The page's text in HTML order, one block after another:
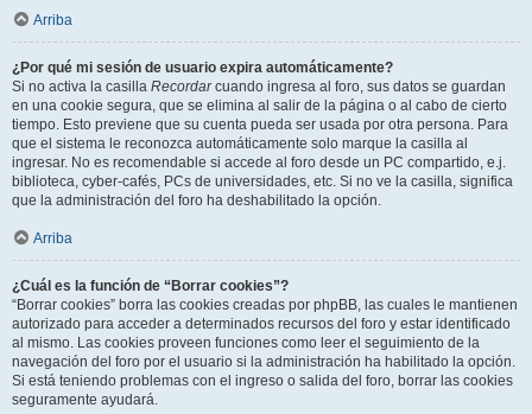
Arriba
¿Por qué mi sesión de usuario expira automáticamente?
Si no activa la casilla Recordarcuando ingresa al foro, sus datos se guardan
en una cookie segura, que se elimina al salir de la página o al cabo de cierto
tiempo. Esto previene que su cuenta pueda ser usada por otra persona. Para
que el sistema le reconozca automáticamente solo marque la casilla al
ingresar. No es recomendable si accede al foro desde un PC compartido, e.j.
biblioteca, cyber-cafés, PCs de universidades, etc. Si no ve la casilla, significa
que la administración del foro ha deshabilitado la opción.
Arriba
¿Cuál es la función de “Borrar cookies”?
“Borrar cookies” borra las cookies creadas por phpBB, las cuales le mantienen
autorizado para acceder a determinados recursos del foro y estar identificado
al mismo. Las cookies proveen funciones como leer el seguimiento de la
navegación del foro por el usuario si la administración ha habilitado la opción.
Si está teniendo problemas con el ingreso o salida del foro, borrar las cookies
seguramente ayudará.